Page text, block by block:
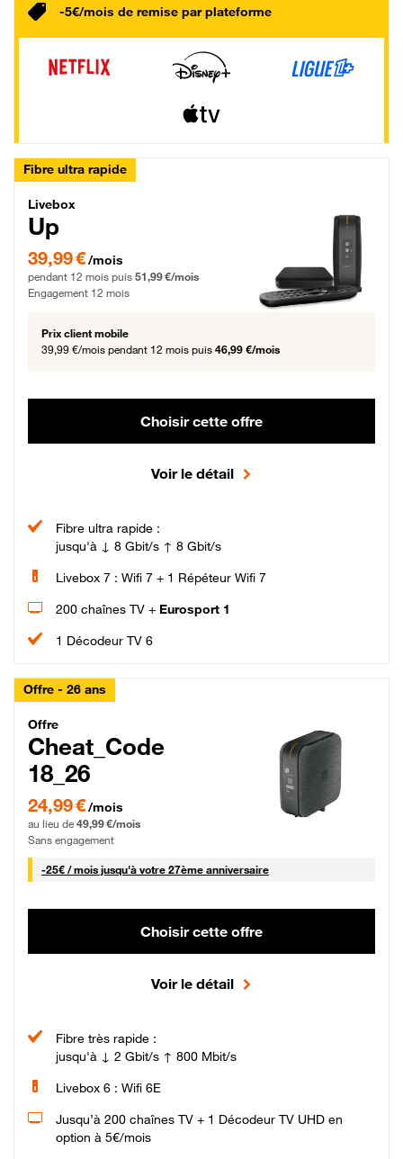
-5€/mois de remise par plateforme
Fibre ultra rapide
Livebox Up Fibre
Livebox
Up
39,99 € par mois pendant 12 mois puis 51,99 € par mois, Engagement 12 mois
39,99 €/mois
pendant 12 mois puis 51,99 €/mois
Engagement 12 mois
Prix client mobile
39,99 €/mois pendant 12 mois puis 46,99 €/mois
Choisir cette offre
Voir le détail
Fibre ultra rapide :
jusqu'à ↓ 8 Gbit/s ↑ 8 Gbit/s
Livebox 7 : Wifi 7 + 1 Répéteur Wifi 7
200 chaînes TV + Eurosport 1
1 Décodeur TV 6
Offre - 26 ans
Cheat_Code Fibre_18_26
Offre
Cheat_Code
18_26
24,99 € par mois pendant 0 mois puis 49,99 € par mois, Sans engagement
24,99 €/mois
au lieu de 49,99 €/mois
Sans engagement
-25€ / mois25 € par mois
jusqu'à votre 27ème anniversaire
Choisir cette offre
Voir le détail
Fibre très rapide :
jusqu'à ↓ 2 Gbit/s ↑ 800 Mbit/s
Livebox 6 : Wifi 6E
Jusqu’à 200 chaînes TV + 1 Décodeur TV UHD en
option à 5€/mois